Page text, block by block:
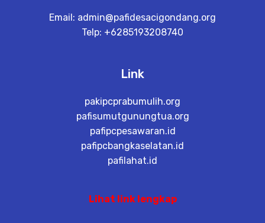
Email: admin@pafidesacigondang.org
Telp: +6285193208740
Link
pakipcprabumulih.org
pafisumutgunungtua.org
pafipcpesawaran.id
pafipcbangkaselatan.id
pafilahat.id
Lihat link lengkap